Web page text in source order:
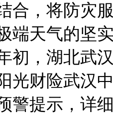
合，将防灾
端天气的坚
，湖北武汉
光财险武汉
警提示，详